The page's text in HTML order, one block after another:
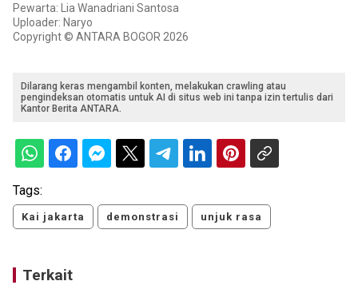
Pewarta: Lia Wanadriani Santosa
Uploader: Naryo
Copyright © ANTARA BOGOR 2026
Dilarang keras mengambil konten, melakukan crawling atau
pengindeksan otomatis untuk AI di situs web ini tanpa izin tertulis dari
Kantor Berita ANTARA.
Tags:
Kai jakarta demonstrasi unjuk rasa
Terkait